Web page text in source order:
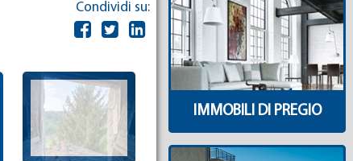
Condividi su:
IMMOBILI DI PREGIO